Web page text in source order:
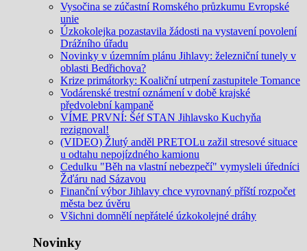
Vysočina se zúčastní Romského průzkumu Evropské
unie
Úzkokolejka pozastavila žádosti na vystavení povolení
Drážního úřadu
Novinky v územním plánu Jihlavy: železniční tunely v
oblasti Bedřichova?
Krize primátorky: Koaliční utrpení zastupitele Tomance
Vodárenské trestní oznámení v době krajské
předvolební kampaně
VÍME PRVNÍ: Šéf STAN Jihlavsko Kuchyňa
rezignoval!
(VIDEO) Žlutý anděl PRETOLu zažil stresové situace
u odtahu nepojízdného kamionu
Cedulku "Běh na vlastní nebezpečí" vymysleli úředníci
Žďáru nad Sázavou
Finanční výbor Jihlavy chce vyrovnaný příští rozpočet
města bez úvěru
Všichni domnělí nepřátelé úzkokolejné dráhy
Novinky